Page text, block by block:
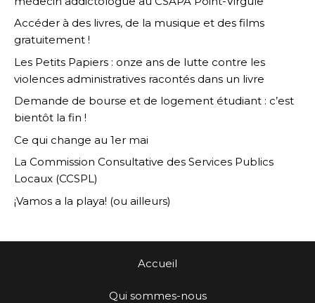
Accéder à des livres, de la musique et des films
gratuitement !
Les Petits Papiers : onze ans de lutte contre les
violences administratives racontés dans un livre
Demande de bourse et de logement étudiant : c’est
bientôt la fin !
Ce qui change au 1er mai
La Commission Consultative des Services Publics
Locaux (CCSPL)
¡Vamos a la playa! (ou ailleurs)
Accueil
Qui sommes-nous